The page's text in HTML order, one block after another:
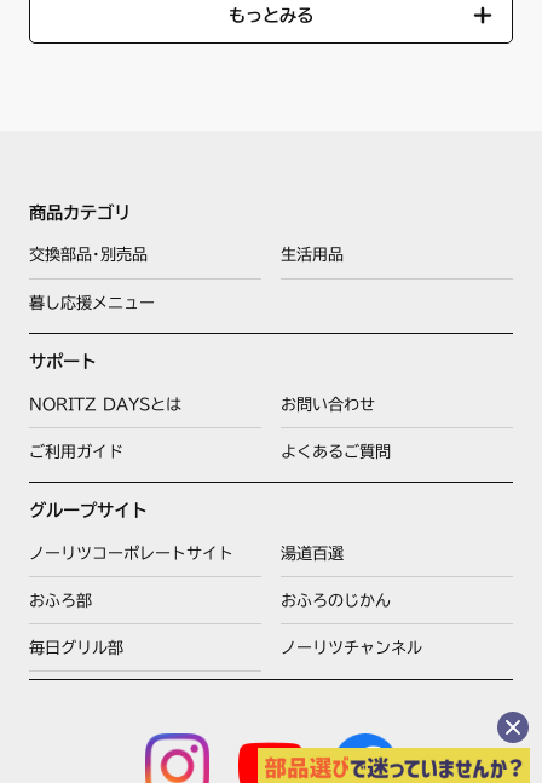
もっとみる
商品カテゴリ
交換部品･別売品 生活用品
暮し応援メニュー
サポート
NORITZ DAYSとは お問い合わせ
ご利用ガイド よくあるご質問
グループサイト
ノーリツコーポレートサイト 湯道百選
おふろ部 おふろのじかん
毎日グリル部 ノーリツチャンネル